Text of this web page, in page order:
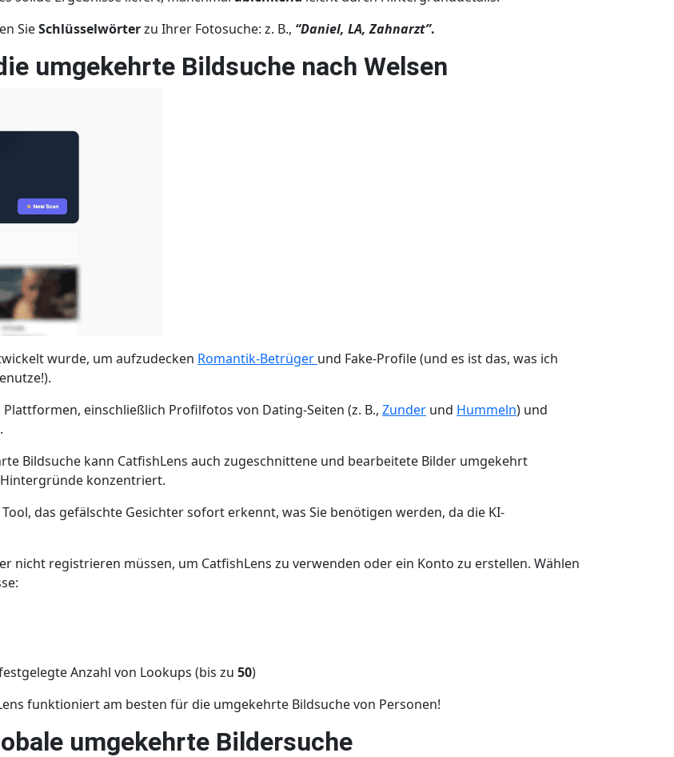
SieSchlüsselwörterzu Ihrer Fotosuche: z. B., “Daniel, LA, Zahnarzt”.
umgekehrte Bildsuche nach Welsen
wurde, um aufzudecken Romantik-Betrüger und Fake-Profile (und es ist das, was ich
einschließlich Profilfotos von Dating-Seiten (z. B., Zunder und Hummeln) und
Bildsuche kann CatfishLens auch zugeschnittene und bearbeitete Bilder umgekehrt
konzentriert.
Tool, das gefälschte Gesichter sofort erkennt, was Sie benötigen werden, da die KI-
nicht registrieren müssen, um CatfishLens zu verwenden oder ein Konto zu erstellen. Wählen
Anzahl von Lookups (bis zu 50)
funktioniert am besten für die umgekehrte Bildsuche von Personen!
umgekehrte Bildersuche